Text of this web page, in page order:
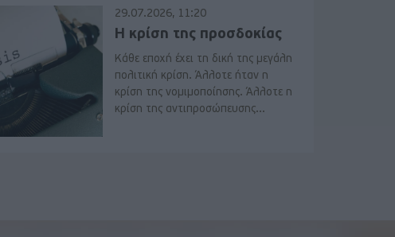
29.07.2026, 11:20
Η κρίση της προσδοκίας
Κάθε εποχή έχει τη δική της μεγάλη
πολιτική κρίση. Άλλοτε ήταν η
κρίση της νομιμοποίησης. Άλλοτε η
κρίση της αντιπροσώπευσης...